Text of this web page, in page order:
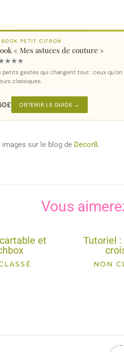
PETIT CITRON
« Mes astuces de couture »
★★★
petits gestes qui changent tout : ceux
classiques.
£ OBTENIR LE GUIDE →
sur le blog de Decor8.
Vous
et
Tutoriel :
NON